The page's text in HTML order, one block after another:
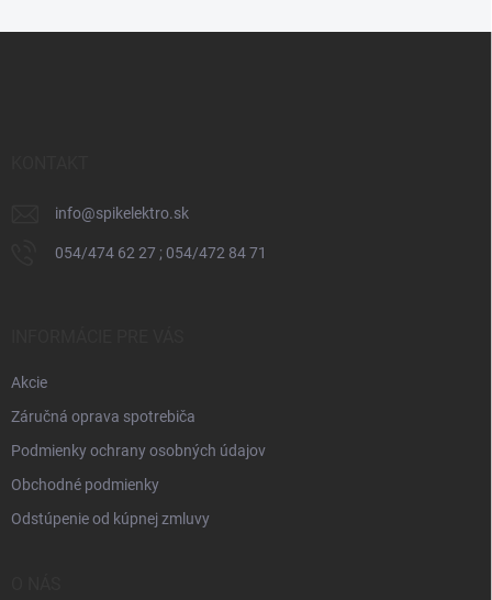
info@spikelektro.sk
054/474 62 27 ; 054/472 84 71
Akcie
Záručná oprava spotrebiča
Podmienky ochrany osobných údajov
Obchodné podmienky
Odstúpenie od kúpnej zmluvy